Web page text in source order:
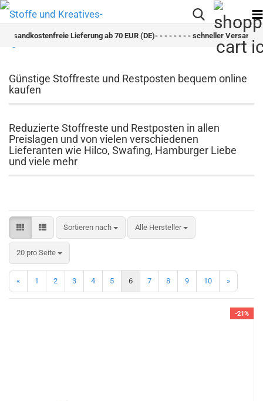
Lieferung ab 70 EUR (DE)- - - - - - - - schneller Versand - - - - - - -
Günstige Stoffreste und Restposten bequem online
kaufen
Reduzierte Stoffreste und Restposten in allen
Preislagen und von vielen verschiedenen
Lieferanten wie Hilco, Swafing, Hamburger Liebe
und viele mehr
Sortieren nach
Sortieren nach Alle Hersteller
20 pro Seite
pro Seite
« 1 2 3 4 5 6 7 8 9 10 »
-21%